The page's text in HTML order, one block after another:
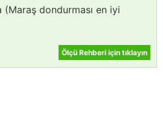
(Maraş dondurması en iyi
Ölçü Rehberi için tıklayın